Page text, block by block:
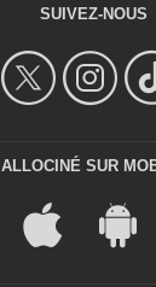
SUIVEZ-NOUS
ALLOCINÉ SUR